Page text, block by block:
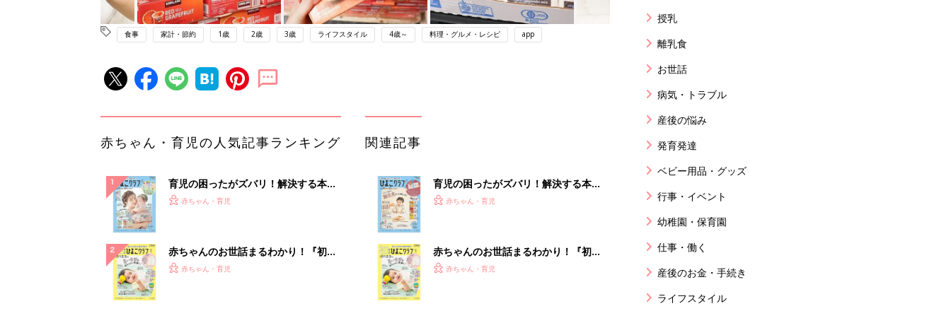
食事 家計・節約 1歳 2歳 3歳 ライフスタイル 4歳～ 料理・グルメ・レシピ app
赤ちゃん・育児の人気記事ランキング
育児の困ったがズバリ！解決する本
『ひよこクラブ 夏号』 4カ月～2才
赤ちゃん・育児
赤ちゃんのお世話まるわかり！『初め
てのひよこクラブ 夏号』〈巻頭大特
赤ちゃん・育児
関連記事
育児の困ったがズバリ！解決する本
『ひよこクラブ 秋号』 4カ月～2才
赤ちゃん・育児
赤ちゃんのお世話まるわかり！『初め
てのひよこクラブ 夏号』〈巻頭大特
赤ちゃん・育児
授乳
離乳食
お世話
病気・トラブル
産後の悩み
発育発達
ベビー用品・グッズ
行事・イベント
幼稚園・保育園
仕事・働く
産後のお金・手続き
ライフスタイル